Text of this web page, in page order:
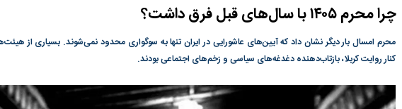
چرا محرم ۱۴۰۵ با سال‌های قبل فرق داشت؟
محرم امسال بار دیگر نشان داد که آیین‌های عاشورایی در ایران تنها به سوگواری محدود نمی‌شوند. بسیاری از
کنار روایت کربلا، بازتاب‌دهنده دغدغه‌های سیاسی و زخم‌های اجتماعی بودند.
چرا رویای آمریکایی سرنگونی رژیم و
نابودی محور مقاومت تعبیر نشد؟ | پشت
پرده تجارت پهپاد‌ ۱۵۰۰ دلاری که
واشنگتن را زمین زد
مطالعه رفتار هیستریک صدا و سیما علیه
کمپین نه به اعدام
نفت وزیر است و